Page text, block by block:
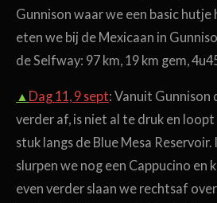
Gunnison waar we een basic
eten we bij de Mexicaan in
de Selfway: 97 km, 19 km gem,
▲ Dag 11, 9 sept: Vanuit Gunnison
verder af, is niet al te druk en
stuk langs de Blue Mesa Reservoir.
slurpen we nog een Cappucino en
even verder slaan we rechtsaf